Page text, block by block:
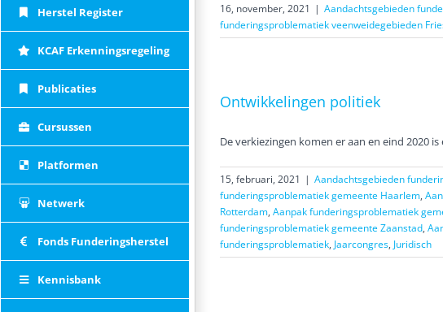
Herstel Register
KCAF Erkenningsregeling
Publicaties
Cursussen
Platformen
Netwerk
Fonds Funderingsherstel
Kennisbank
16, november, 2021 | Aandachtsgebieden
funderingsproblematiek veenweidegebieden
Ontwikkelingen politiek
De verkiezingen komen er aan en eind 2020
15, februari, 2021 | Aandachtsgebieden
funderingsproblematiek gemeente Haarlem,
Rotterdam, Aanpak funderingsproblematiek
funderingsproblematiek gemeente Zaanstad,
funderingsproblematiek, Jaarcongres, Juridisch